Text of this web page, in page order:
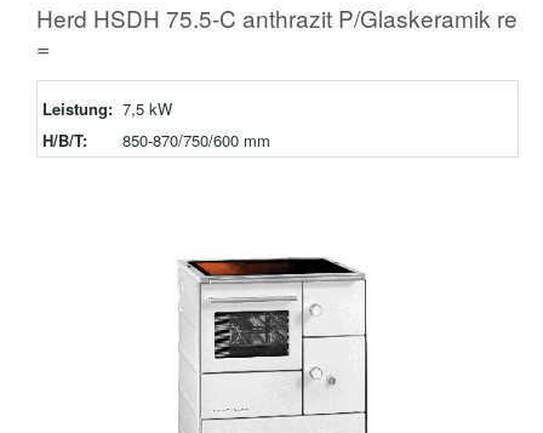
Herd HSDH 75.5-C anthrazit P/Glaskeramik re
=
Leistung: 7,5 kW
H/B/T:
850-870/750/600 mm